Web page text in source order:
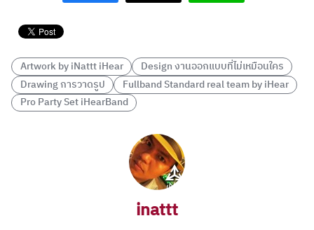
Artwork by iNattt iHear
Design งานออกแบบที่ไม่เหมือนใคร
Drawing การวาดรูป
Fullband Standard real team by iHear
Pro Party Set iHearBand
inattt